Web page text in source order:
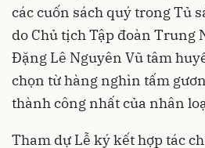
các cuốn sách quý trong Tủ
do Chủ tịch Tập đoàn Trung
Đặng Lê Nguyên Vũ tâm
chọn từ hàng nghìn tấm
thành công nhất của nhân
Tham dự Lễ ký kết hợp tác